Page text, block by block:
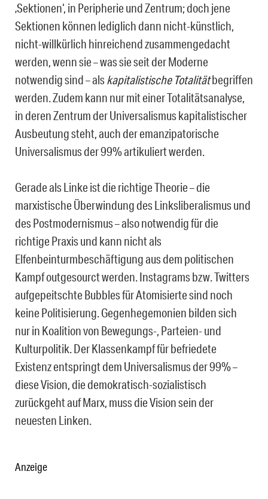
‚Sektionen‘, in Peripherie und Zentrum; doch jene
Sektionen können lediglich dann nicht-künstlich,
nicht-willkürlich hinreichend zusammengedacht
werden, wenn sie – was sie seit der Moderne
notwendig sind – alskapitalistische Totalitätbegriffen
werden. Zudem kann nur mit einer Totalitätsanalyse,
in deren Zentrum der Universalismus kapitalistischer
Ausbeutung steht, auch der emanzipatorische
Universalismus der 99% artikuliert werden.
Gerade als Linke ist die richtige Theorie – die
marxistische Überwindung des Linksliberalismus und
des Postmodernismus – also notwendig für die
richtige Praxis und kann nicht als
Elfenbeinturmbeschäftigung aus dem politischen
Kampf outgesourct werden. Instagrams bzw. Twitters
aufgepeitschte Bubbles für Atomisierte sind noch
keine Politisierung. Gegenhegemonien bilden sich
nur in Koalition von Bewegungs-, Parteien- und
Kulturpolitik. Der Klassenkampf für befriedete
Existenz entspringt dem Universalismus der 99% –
diese Vision, die demokratisch-sozialistisch
zurückgeht auf Marx, muss die Vision sein der
neuesten Linken.
Anzeige